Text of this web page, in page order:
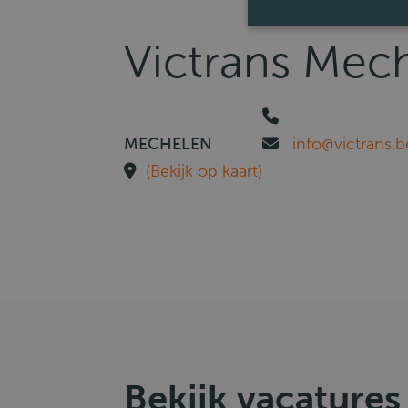
Victrans
MECHELEN
(Bekijk op kaart)
Bekijk vacatures